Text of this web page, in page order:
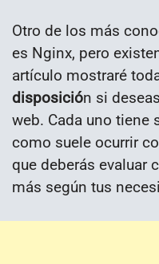
Otro de los más
es Nginx, pero
artículo mostraré
disposición si
web. Cada uno tiene
como suele ocurrir
que deberás evaluar
más según tus